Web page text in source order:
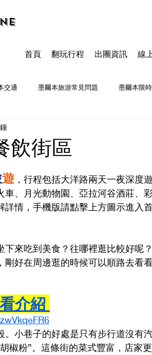
首頁 翻玩行程 出團資訊 線
交通 墨爾本旅游常見問題 墨爾本限
飲街區
遊 ，行程包括大洋路兩天一夜深度
、月光動物園、亞拉河谷酒莊、
情，手機版請點擊上方圖示進入
來吃到美食？往哪裡逛比較好呢
好在周邊逛的時候可以順路去看
介紹
小巷子的好處是只有步行道沒有
椒粉”。這條街的菜式豐富，店家